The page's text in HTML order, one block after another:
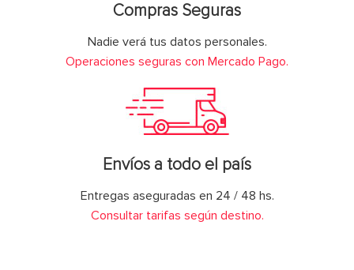
Compras Seguras
Nadie verá tus datos personales.
Operaciones seguras con Mercado Pago.
Envíos a todo el país
Entregas aseguradas en 24 / 48 hs.
Consultar tarifas según destino.